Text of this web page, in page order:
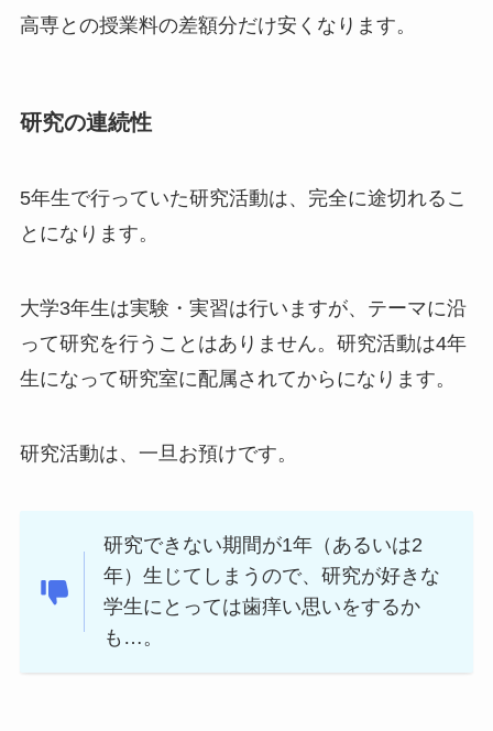
高専との授業料の差額分だけ安くなります。
研究の連続性
5年生で行っていた研究活動は、完全に途切れる こ
とになります。
大学3年生は実験・実習は行いますが、テーマに沿
って研究を行うことはありません。研究活動は4年
生になって研究室に配属されてからになります。
研究活動は、一旦お預けです。
研究できない期間が1年（あるいは2
年）生じてしまうので、研究が好きな
学生にとっては歯痒い思いをするか
も…。